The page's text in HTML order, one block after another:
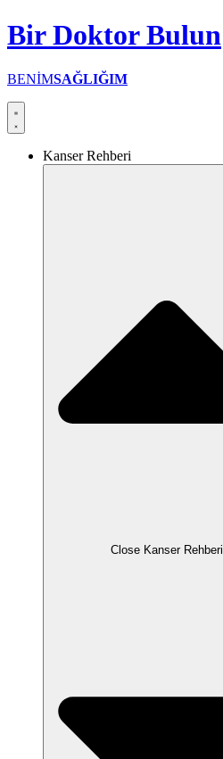
İçeriğe
atla
BirDoktorBulun
BENİMSAĞLIĞIM
Kanser Rehberi
Close Kanser Rehberi